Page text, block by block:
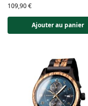
109,90€
Ajouter au panier